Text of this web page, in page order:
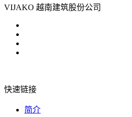
VIJAKO 越南建筑股份公司
快速链接
简介